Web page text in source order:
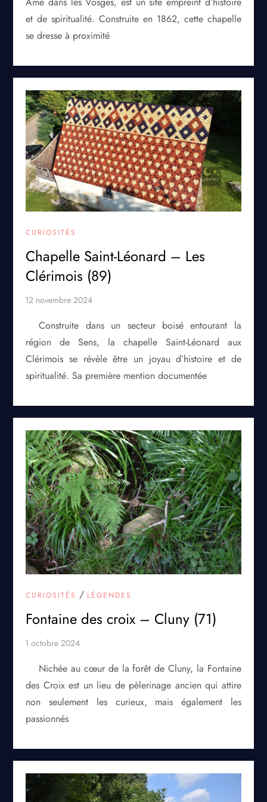
et de spiritualité. Construite en 1862, cette chapelle
se dresse à proximité
CURIOSITÉS
Chapelle Saint-Léonard – Les
Clérimois (89)
Construite dans un secteur boisé entourant la
région de Sens, la chapelle Saint-Léonard aux
Clérimois se révèle être un joyau d’histoire et de
spiritualité. Sa première mention documentée
CURIOSITÉS / LÉGENDES
Fontaine des croix – Cluny (71)
Nichée au cœur de la forêt de Cluny, la Fontaine
des Croix est un lieu de pèlerinage ancien qui attire
non seulement les curieux, mais également les
passionnés